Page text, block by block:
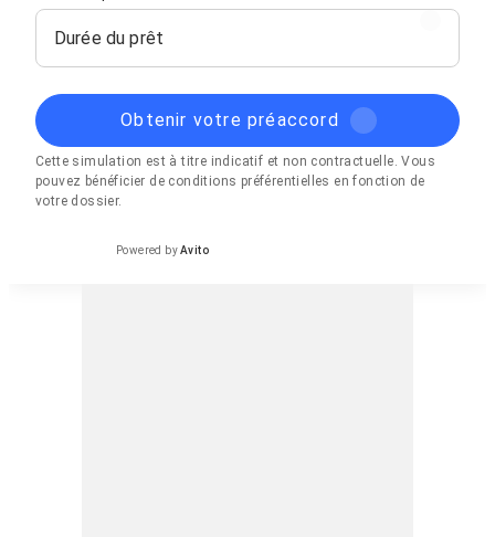
Durée du prêt
Obtenir votre préaccord
Cette simulation est à titre indicatif et non contractuelle. Vous
pouvez bénéficier de conditions préférentielles en fonction de
votre dossier.
Powered byAvito